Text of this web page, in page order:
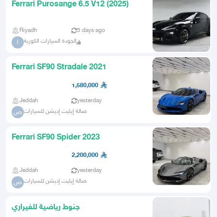
Ferrari Purosange 6.5 V12 (2025)
Riyadh 5 days ago
ا الجودة السيارات الكورية
Ferrari SF90 Stradale 2021
1,580,000
Jeddah yesterday
ص صالة إيليت إديشن للسيارات
Ferrari SF90 Spider 2023
2,200,000
Jeddah yesterday
ص صالة إيليت إديشن للسيارات
جنوط رياضية للفيراري